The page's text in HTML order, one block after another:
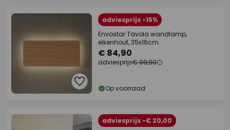
adviesprijs -15%
Envostar Tavola wandlamp,
eikenhout, 35x16cm
€ 84,90
adviesprijs€ 99,90
Op voorraad
adviesprijs -€ 20,00